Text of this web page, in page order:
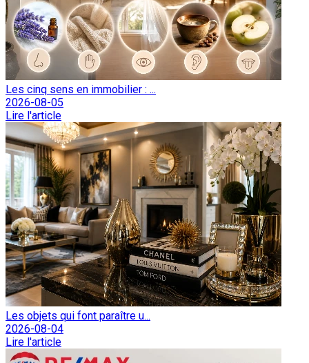
Les cinq sens en immobilier : ...
2026-08-05
Lire l'article
Les objets qui font paraître u...
2026-08-04
Lire l'article